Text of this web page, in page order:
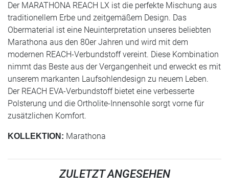
Der MARATHONA REACH LX ist die perfekte Mischung aus
traditionellem Erbe und zeitgemäßem Design. Das
Obermaterial ist eine Neuinterpretation unseres beliebten
Marathona aus den 80er Jahren und wird mit dem
modernen REACH-Verbundstoff vereint. Diese Kombination
nimmt das Beste aus der Vergangenheit und erweckt es mit
unserem markanten Laufsohlendesign zu neuem Leben.
Der REACH EVA-Verbundstoff bietet eine verbesserte
Polsterung und die Ortholite-Innensohle sorgt vorne für
zusätzlichen Komfort.
KOLLEKTION: Marathona
ZULETZT ANGESEHEN